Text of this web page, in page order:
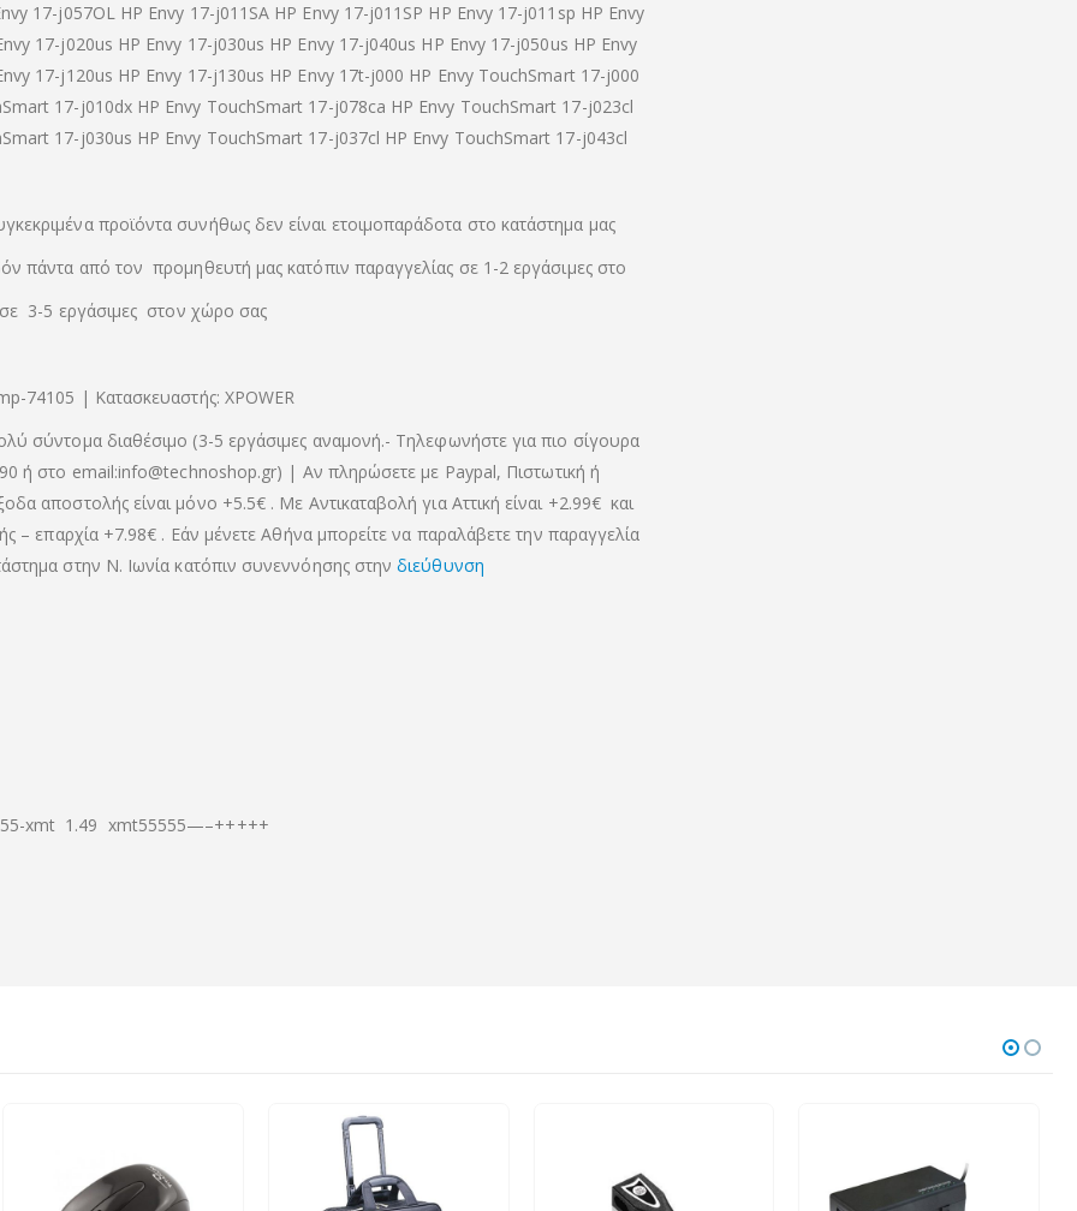
17-j057OL HP Envy 17-j011SA HP Envy 17-j011SP HP Envy 17-j011sp HP Envy
17-j020us HP Envy 17-j030us HP Envy 17-j040us HP Envy 17-j050us HP Envy
17-j120us HP Envy 17-j130us HP Envy 17t-j000 HP Envy TouchSmart 17-j000
17-j010dx HP Envy TouchSmart 17-j078ca HP Envy TouchSmart 17-j023cl
17-j030us HP Envy TouchSmart 17-j037cl HP Envy TouchSmart 17-j043cl
προϊόντα συνήθως δεν είναι ετοιμοπαράδοτα στο κατάστημα μας
πάντα από τον προμηθευτή μας κατόπιν παραγγελίας σε 1-2 εργάσιμες στο
σε 3-5 εργάσιμες στον χώρο σας
74105 | Κατασκευαστής: XPOWER
σύντομα διαθέσιμο (3-5 εργάσιμες αναμονή.- Τηλεφωνήστε για πιο σίγουρα
ή στο email:info@technoshop.gr) | Αν πληρώσετε με Paypal, Πιστωτική ή
αποστολής είναι μόνο +5.5€ . Με Αντικαταβολή για Αττική είναι +2.99€ και
– επαρχία +7.98€ . Εάν μένετε Αθήνα μπορείτε να παραλάβετε την παραγγελία
στην Ν. Ιωνία κατόπιν συνεννόησης στηνδιεύθυνση
xmt 1.49 xmt55555—–+++++